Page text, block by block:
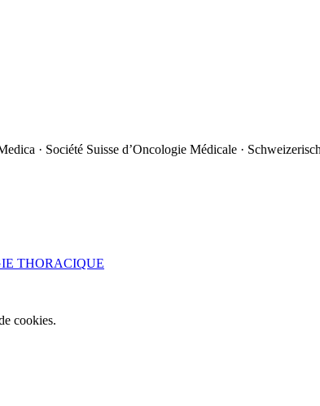
· Société Suisse d’Oncologie Médicale ·
THORACIQUE
cookies.